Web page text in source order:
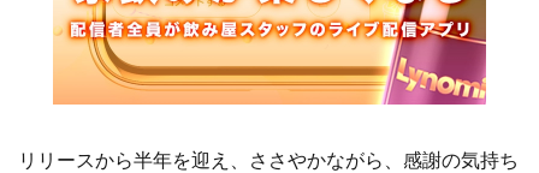
リリースから半年を迎え、ささやかながら、感謝の気持ち